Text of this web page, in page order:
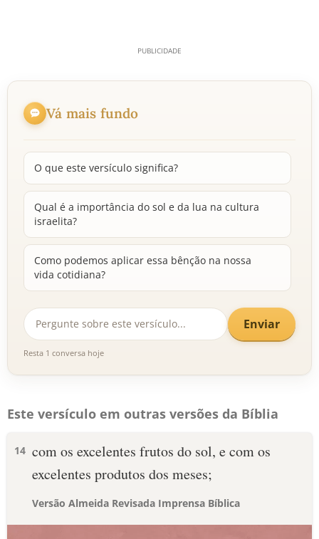
Vá mais fundo
O que este versículo significa?
Qual é a importância do sol e da lua na cultura
israelita?
Como podemos aplicar essa bênção na nossa
vida cotidiana?
Enviar
Resta 1 conversa hoje
Este versículo em outras versões da Bíblia
14 com os excelentes frutos do sol, e com os
excelentes produtos dos meses;
Versão Almeida Revisada Imprensa Bíblica